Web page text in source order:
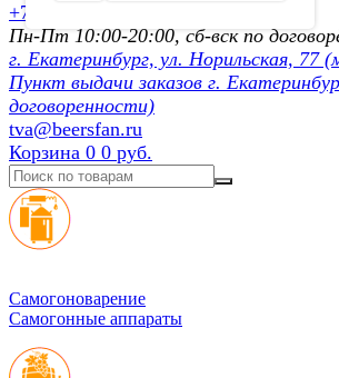
+7 (902) 872-54-70
Пн-Пт 10:00-20:00, сб-вск по
г. Екатеринбург, ул. Норильская, 77
Пункт выдачи заказов г.
договоренности)
tva@beersfan.ru
Корзина 0 0 руб.
Cамогоноварение
Самогонные аппараты